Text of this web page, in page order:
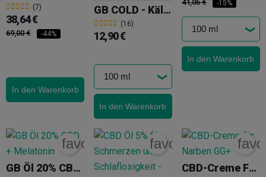
(7)
38,64 €
69,00 € -44%
In den Warenkorb
GB COLD - Kältecrème Mit CBD
(16)
12,90 €
In den Warenkorb
41,05 € -15%
In den Warenkorb
GB Öl 20% CBD + Melatonin
favorite_borderfavorite_border
CBD-Creme Für Narben GG+